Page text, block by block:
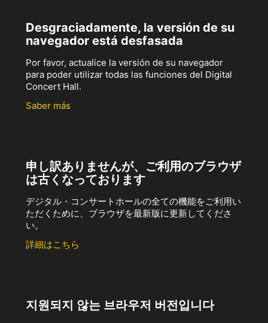
Desgraciadamente, la versión de su
navegador está desfasada
Por favor, actualice la versión de su navegador
para poder utilizar todas las funciones del Digital
Concert Hall.
Saber más
申し訳ありませんが、ご利用のブラウザ
は古くなっております
デジタル・コンサートホールの全ての機能をご利用い
ただくために、ブラウザを最新版に更新してくださ
い。
詳細はこちら
지원되지 않는 브라우저 버전입니다